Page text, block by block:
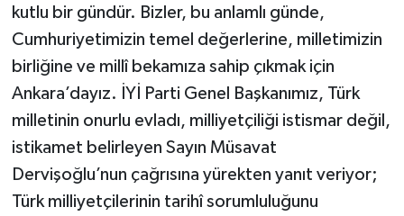
kutlu bir gündür. Bizler, bu anlamlı günde,
Cumhuriyetimizin temel değerlerine, milletimizin
birliğine ve millî bekamıza sahip çıkmak için
Ankara’dayız. İYİ Parti Genel Başkanımız, Türk
milletinin onurlu evladı, milliyetçiliği istismar değil,
istikamet belirleyen Sayın Müsavat
Dervişoğlu’nun çağrısına yürekten yanıt veriyor;
Türk milliyetçilerinin tarihî sorumluluğunu